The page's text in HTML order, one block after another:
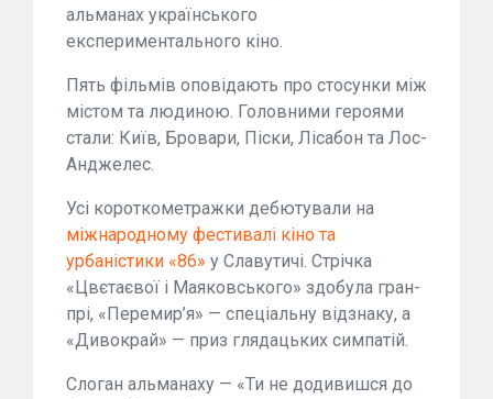
альманах українського
експериментального кіно.
Пять фільмів оповідають про стосунки між
містом та людиною. Головними героями
стали: Київ, Бровари, Піски, Лісабон та Лос-
Анджелес.
Усі короткометражки дебютували на
міжнародному фестивалі кіно та
урбаністики «86» у Славутичі. Стрічка
«Цвєтаєвої і Маяковського» здобула гран-
прі, «Перемир’я» — спеціальну відзнаку, а
«Дивокрай» — приз глядацьких симпатій.
Слоган альманаху — «Ти не додивишся до